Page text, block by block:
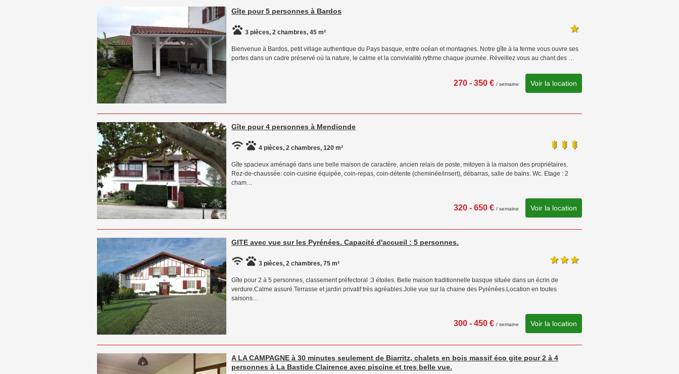
Gîte pour 5 personnes à Bardos
3 pièces, 2 chambres, 45 m²
Bienvenue à Bardos, petit village authentique du Pays basque, entre océan et montagnes. Notre gîte à la ferme vous ouvre ses
portes dans un cadre préservé où la nature, le calme et la convivialité rythme chaque journée. Réveillez vous au chant des …
270 - 350 € / semaine Voir la location
Gîte pour 4 personnes à Mendionde
4 pièces, 2 chambres, 120 m²
Gîte spacieux aménagé dans une belle maison de caractère, ancien relais de poste, mitoyen à la maison des propriétaires.
Rez-de-chaussée: coin-cuisine équipée, coin-repas, coin-détente (cheminée/insert), débarras, salle de bains. Wc. Etage : 2
cham…
320 - 650 € / semaine Voir la location
GITE avec vue sur les Pyrénées. Capacité d'accueil : 5 personnes.
3 pièces, 2 chambres, 75 m²
Gîte pour 2 à 5 personnes, classement préfectoral :3 étoiles. Belle maison traditionnelle basque située dans un écrin de
verdure.Calme assuré.Terrasse et jardin privatif très agréables.Jolie vue sur la chaine des Pyrénées.Location en toutes
saisons…
300 - 450 € / semaine Voir la location
A LA CAMPAGNE à 30 minutes seulement de Biarritz, chalets en bois massif éco gite pour 2 à 4
personnes à La Bastide Clairence avec piscine et tres belle vue.